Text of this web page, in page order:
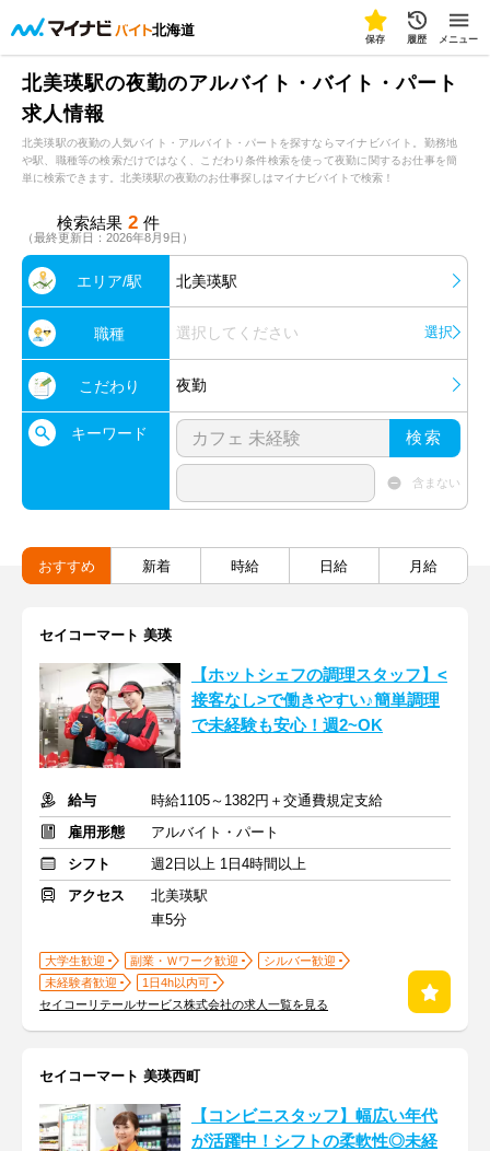
北海道
保存 履歴 メニュー
北美瑛駅の夜勤のアルバイト・バイト・パート
求人情報
北美瑛駅の夜勤の人気バイト・アルバイト・パートを探すならマイナビバイト。勤務地
や駅、職種等の検索だけではなく、こだわり条件検索を使って夜勤に関するお仕事を簡
単に検索できます。北美瑛駅の夜勤のお仕事探しはマイナビバイトで検索！
検索結果 2 件
（最終更新日：2026年8月9日）
エリア/駅 北美瑛駅
職種 選択してください 選択
こだわり 夜勤
キーワード 検索
含まない
おすすめ 新着 時給 日給 月給
セイコーマート 美瑛
【ホットシェフの調理スタッフ】<
接客なし>で働きやすい♪簡単調理
で未経験も安心！週2~OK
給与
時給1105～1382円＋交通費規定支給
雇用形態
アルバイト・パート
シフト
週2日以上 1日4時間以上
アクセス
北美瑛駅
車5分
大学生歓迎 副業・Ｗワーク歓迎
シルバー歓迎
未経験者歓迎
1日4h以内可
セイコーリテールサービス株式会社の求人一覧を見る
セイコーマート 美瑛西町
【コンビニスタッフ】幅広い年代
が活躍中！シフトの柔軟性◎未経